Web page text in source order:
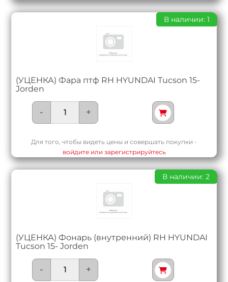
(УЦЕНКА) Фара птф RH HYUNDAI Tucson 15-
Jorden
В наличии: 1
- +
Для того, чтобы видеть цены и совершать покупки -
войдите или зарегистрируйтесь
(УЦЕНКА) Фонарь (внутренний) RH HYUNDAI
Tucson 15- Jorden
В наличии: 2
- +